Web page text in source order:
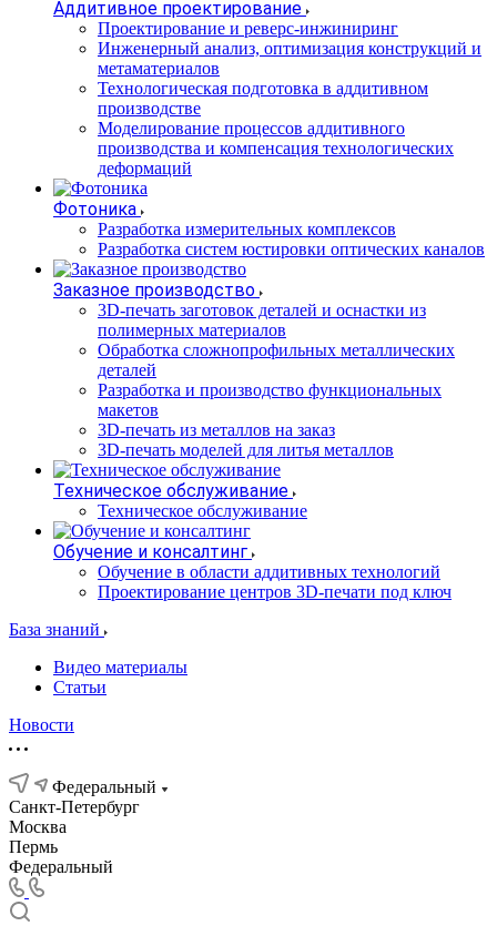
Аддитивное проектирование
Проектирование и реверс-инжиниринг
Инженерный анализ, оптимизация конструкций и
метаматериалов
Технологическая подготовка в аддитивном
производстве
Моделирование процессов аддитивного
производства и компенсация технологических
деформаций
Фотоника
Разработка измерительных комплексов
Разработка систем юстировки оптических каналов
Заказное производство
3D-печать заготовок деталей и оснастки из
полимерных материалов
Обработка сложнопрофильных металлических
деталей
Разработка и производство функциональных
макетов
3D-печать из металлов на заказ
3D-печать моделей для литья металлов
Техническое обслуживание
Техническое обслуживание
Обучение и консалтинг
Обучение в области аддитивных технологий
Проектирование центров 3D-печати под ключ
База знаний
Видео материалы
Статьи
Новости
Федеральный
Санкт-Петербург
Москва
Пермь
Федеральный